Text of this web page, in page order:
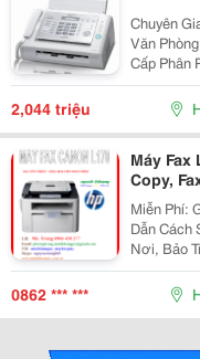
Chuyên
Văn Phòng ------- Tân Phát Tự Hào 14 Năm Là Nhà Cung
Cấp Phân
Phát Cam
Những
2,044 triệu
Máy Fax
Copy,
Miễn Phí: Giao
Dẫn Cách Sử
Nơi, Bảo
Photocopy. Máy Fax Canon L170/ Máy Fax Canon
Vui Lòng
0862 *** ***